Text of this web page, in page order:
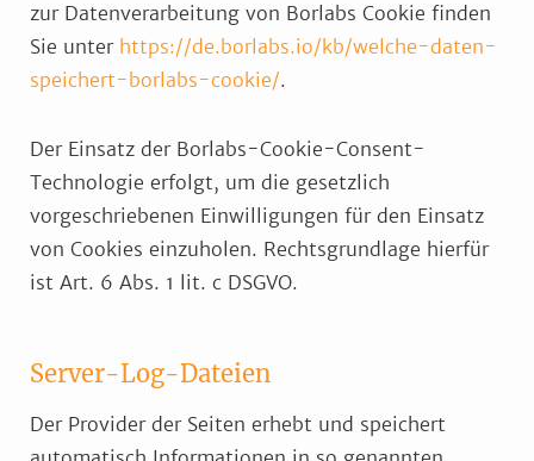
zur Datenverarbeitung von Borlabs Cookie finden
Sie unter https://de.borlabs.io/kb/welche-daten-
speichert-borlabs-cookie/.
Der Einsatz der Borlabs-Cookie-Consent-
Technologie erfolgt, um die gesetzlich
vorgeschriebenen Einwilligungen für den Einsatz
von Cookies einzuholen. Rechtsgrundlage hierfür
ist Art. 6 Abs. 1 lit. c DSGVO.
Server-Log-Dateien
Der Provider der Seiten erhebt und speichert